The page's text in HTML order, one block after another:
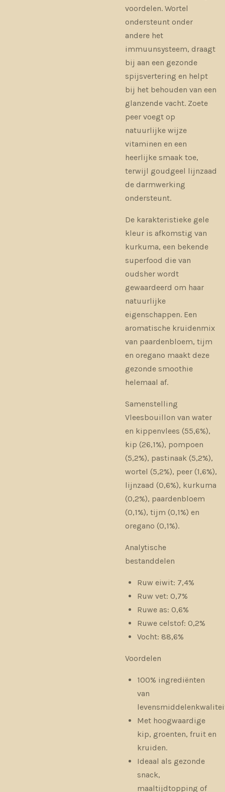
voordelen. Wortel
ondersteunt onder
andere het
immuunsysteem, draagt
bij aan een gezonde
spijsvertering en helpt
bij het behouden van een
glanzende vacht. Zoete
peer voegt op
natuurlijke wijze
vitaminen en een
heerlijke smaak toe,
terwijl goudgeel lijnzaad
de darmwerking
ondersteunt.
De karakteristieke gele
kleur is afkomstig van
kurkuma, een bekende
superfood die van
oudsher wordt
gewaardeerd om haar
natuurlijke
eigenschappen. Een
aromatische kruidenmix
van paardenbloem, tijm
en oregano maakt deze
gezonde smoothie
helemaal af.
Samenstelling
Vleesbouillon van water
en kippenvlees (55,6%),
kip (26,1%), pompoen
(5,2%), pastinaak (5,2%),
wortel (5,2%), peer (1,6%),
lijnzaad (0,6%), kurkuma
(0,2%), paardenbloem
(0,1%), tijm (0,1%) en
oregano (0,1%).
Analytische
bestanddelen
Ruw eiwit: 7,4%
Ruw vet: 0,7%
Ruwe as: 0,6%
Ruwe celstof: 0,2%
Vocht: 88,6%
Voordelen
100% ingrediënten
van
Met hoogwaardige
kip, groenten, fruit en
kruiden.
Ideaal als gezonde
snack,
maaltijdtopping of